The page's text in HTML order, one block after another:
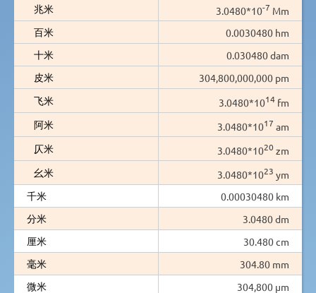
兆米
3.0480*10-7 Mm
百米
0.0030480 hm
十米
0.030480 dam
皮米
304,800,000,000 pm
飞米
3.0480*1014 fm
阿米
3.0480*1017 am
仄米
3.0480*1020 zm
幺米
3.0480*1023 ym
千米
0.00030480 km
分米
3.0480 dm
厘米
30.480 cm
毫米
304.80 mm
微米
304,800 µm